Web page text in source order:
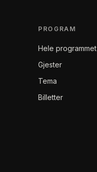
PROGRAM
Hele programmet
Gjester
Tema
Billetter